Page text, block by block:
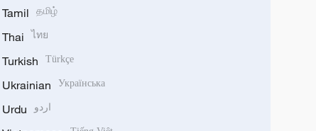
Tamil தமிழ்
Thai ไทย
Turkish Türkçe
Ukrainian Українська
Urdu اردو